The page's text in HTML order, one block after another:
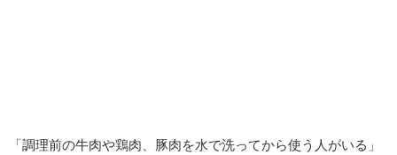
「調理前の牛肉や鶏肉、豚肉を水で洗ってから使う人がいる」